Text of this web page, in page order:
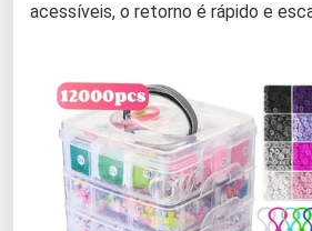
acessíveis, o retorno é rápido e